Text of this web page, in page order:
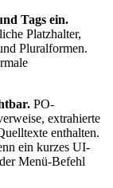
Tags ein.
Platzhalter,
Pluralformen.
PO-
extrahierte
enthalten.
ein kurzes UI-
Menü-Befehl